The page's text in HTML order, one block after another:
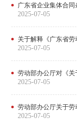
广东省企业集体合
2025-07-05
关于解释《广东省
2025-07-05
劳动部办公厅对《
2025-07-05
劳动部办公厅关于
2025-07-05